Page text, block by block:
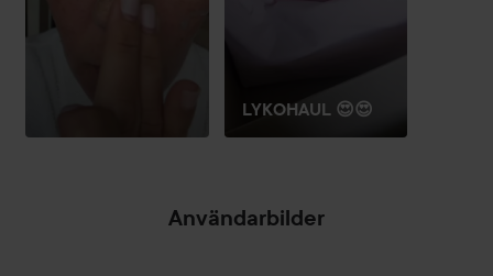
LYKOHAUL 😍😍
Användarbilder